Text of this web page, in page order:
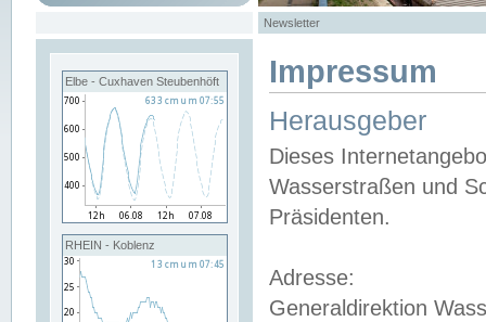
Newsletter
Elbe - Cuxhaven Steubenhöft
RHEIN - Koblenz
Impressum
Herausgeber
Dieses
Wasserstraßen und
Präsidenten.
Adresse:
Generaldirektion